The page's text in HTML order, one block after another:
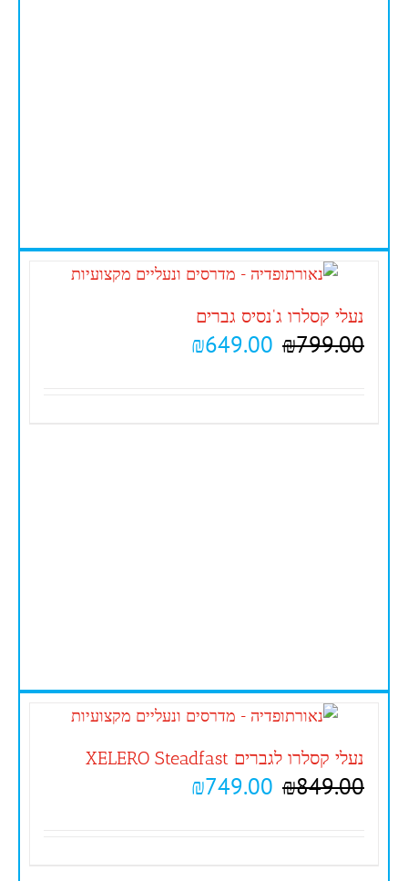
נעלי קסלרו ג'נסיס גברים
₪799.00
₪649.00
נעלי קסלרו לגברים XELERO Steadfast
₪849.00
₪749.00